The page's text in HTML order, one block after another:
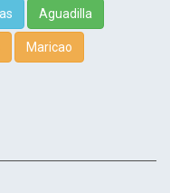
Aguadilla
Maricao